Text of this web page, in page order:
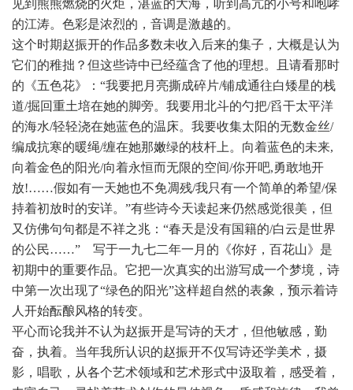
见到熊熊燃烧的火炬，湛蓝的大海，听到高亢的小号和咆哮
的江涛。色彩是浓烈的，音调是激越的。
这个时期赵振开的作品多数未收入后来的集子，大概是认为
它们的稚拙？但这些诗中已经蕴含了他的理想。且请看那时
的《五色花》：“我要把月亮撕成碎片/铺成通往白矮星的栈
道/掘回重土培在她的脚旁。我要用北斗的勺把/舀干太平洋
的海水/轻轻浇在她蓝色的温床。我要收集太阳的无数金丝/
编成抗寒的暖绳/缠在她那嫩绿的枝杆上。向着蓝色的未来,
向着金色的阳光/向着永恒而无限的空间/你开吧,勇敢地开
放!……假如有一天她也不免凋残/我只有一个简单的希望/保
持着初放时的安详。”有些诗今天读起来仍然感觉很美，但
又仿佛句句都是不祥之兆：“春天是没有国籍的/白云是世界
的公民……” 写于一九七二年一月的《你好，百花山》是
初期中的重要作品。它把一次真实的出游写成一个梦境，诗
中第一次出现了“绿色的阳光”这样超自然的表象，预示着诗
人开始酝酿风格的转变。
平心而论我并不认为赵振开是写诗的天才，但他敏感，勤
奋，执着。当年我所认识的赵振开不仅写诗还学美术，摄
影，唱歌，从各个艺术领域和艺术形式中汲取着，感受着，